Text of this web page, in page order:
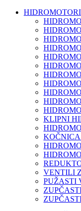
HIDROMOTORI
KLIPNI
VENTILI
PUŽASTI